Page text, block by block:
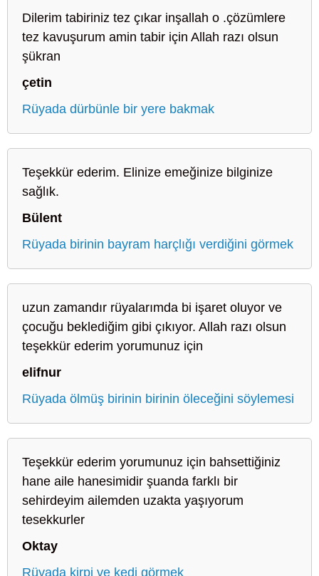
Dilerim tabiriniz tez çıkar inşallah o .çözümlere
tez kavuşurum amin tabir için Allah razı olsun
şükran
çetin
Rüyada dürbünle bir yere bakmak
Teşekkür ederim. Elinize emeğinize bilginize
sağlık.
Bülent
Rüyada birinin bayram harçlığı verdiğini görmek
uzun zamandır rüyalarımda bi işaret oluyor ve
çocuğu beklediğim gibi çıkıyor. Allah razı olsun
teşekkür ederim yorumunuz için
elifnur
Rüyada ölmüş birinin birinin öleceğini söylemesi
Teşekkür ederim yorumunuz için bahsettiğiniz
hane aile hanesimidir şuanda farklı bir
sehirdeyim ailemden uzakta yaşıyorum
tesekkurler
Oktay
Rüyada kirpi ve kedi görmek